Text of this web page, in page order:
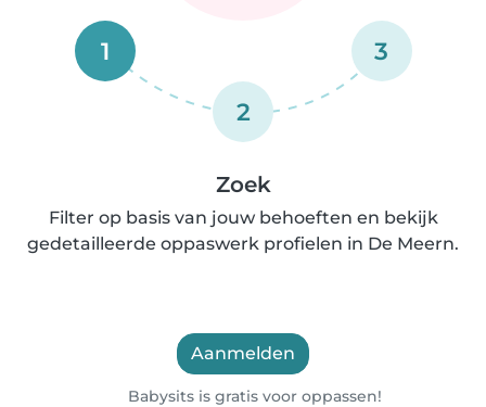
1
2
3
Zoek
Filter op basis van jouw behoeften en bekijk
gedetailleerde oppaswerk profielen in De Meern.
Aanmelden
Babysits is gratis voor oppassen!